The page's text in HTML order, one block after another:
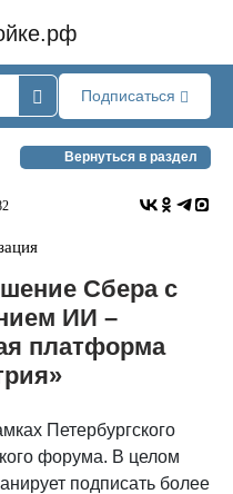
Подписаться
Вернуться в раздел
Сбера с
ИИ –
платформа
Петербургского
форума. В целом
подписать более